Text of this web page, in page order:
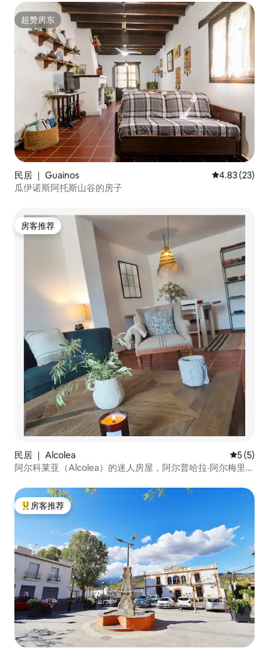
超赞房东
超赞房东
民居 ｜ Guainos 平均评分
4.83 (23)
瓜伊诺斯阿托斯山谷的房子
房客推荐
房客推荐
民居 ｜ Alcolea 平均评分
5 (5)
阿尔科莱亚（Alcolea）的迷人房屋，阿尔普哈拉·阿尔梅里亚
热门「房客推荐」
房客推荐